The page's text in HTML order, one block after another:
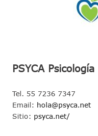
PSYCA Psicología
Tel. 55 7236 7347
Email: hola@psyca.net
Sitio: psyca.net/